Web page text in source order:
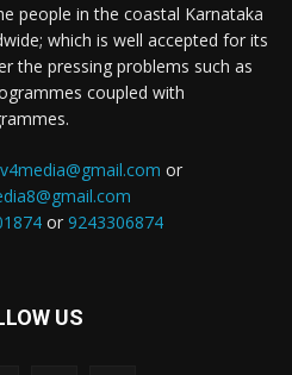
people in the coastal Karnataka
which is well accepted for its
the pressing problems such as
coupled with
or
or 9243306874
US